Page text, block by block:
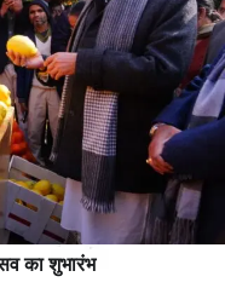
का शुभारंभ